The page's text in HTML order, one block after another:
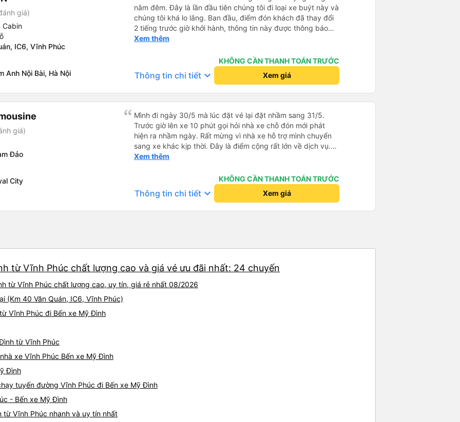
giá)
Cabin
IC6, Vĩnh Phúc
Anh Nội Bài, Hà Nội
nằm đêm. Đây là lần đầu tiên chúng tôi đi loại xe buýt này và
chúng tôi khá lo lắng. Ban đầu, điểm đón khách đã thay đổi
2 tiếng trước giờ khởi hành, thông tin này được thông báo
qua email. Chúng tôi đến đúng địa điểm lúc 9 giờ nhưng xe
được phản hồi nhanh chóng, điều này rất đáng trân trọng.
Họ cho chúng tôi biết xe buýt đến muộn 10-15 phút. Khi xe
buýt đến, tài xế đã đến tận nơi giúp đỡ chúng tôi và nhân
chu đáo vì biết chúng tôi là khách du lịch. Chúng tôi cảm
thấy an toàn suốt cả chuyến đi. Cuối chuyến đi, tài xế đã
hướng dẫn chúng tôi đến xe đưa đón miễn phí đến khách
sạn. Tôi rất khuyên bạn nên sử dụng dịch vụ này.
Xem thêm
KHÔNG CẦN THANH TOÁN TRƯỚC
Thông tin chi tiết keyboard_arrow_down Xem giá
giá)
Đảo
City
Mình đi ngày 30/5 mà lúc đặt vé lại đặt nhầm sang 31/5.
Trước giờ lên xe 10 phút gọi hỏi nhà xe chỗ đón mới phát
hiện ra nhầm ngày. Rất mừng vì nhà xe hỗ trợ mình chuyển
sang xe khác kịp thời. Đây là điểm cộng rất lớn về dịch vụ.
Anh tài xế rất tốt bụng, đã giúp mình có một số thông tin hữu
Xem thêm
KHÔNG CẦN THANH TOÁN TRƯỚC
Thông tin chi tiết keyboard_arrow_down Xem giá
từ Vĩnh Phúc chất lượng cao và giá vé ưu đãi nhất: 24 chuyến
từ Vĩnh Phúc chất lượng cao, uy tín, giá rẻ nhất 08/2026
(Km 40 Văn Quán, IC6, Vĩnh Phúc)
Vĩnh Phúc đi Bến xe Mỹ Đình
từ Vĩnh Phúc
xe Vĩnh Phúc Bến xe Mỹ Đình
Đình
tuyến đường Vĩnh Phúc đi Bến xe Mỹ Đình
- Bến xe Mỹ Đình
Vĩnh Phúc nhanh và uy tín nhất